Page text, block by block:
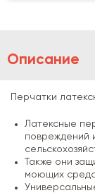
Описание
Перчатки
Латексные
повреждений
Также они
моющих